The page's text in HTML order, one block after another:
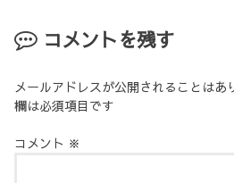
コメントを残す
メールアドレスが公開されることはあ
欄は必須項目です
コメント ※